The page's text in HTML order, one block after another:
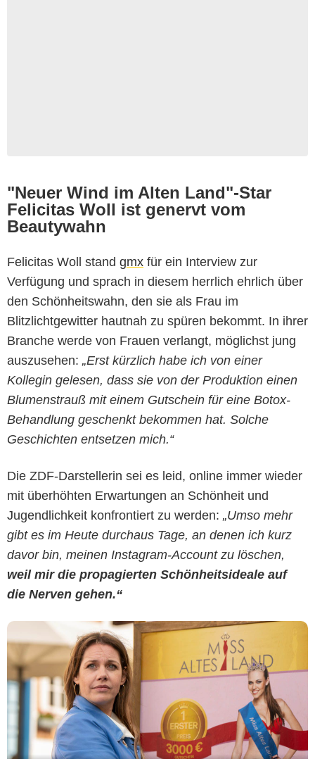
"Neuer Wind im Alten Land"-Star
Felicitas Woll ist genervt vom
Beautywahn
Felicitas Woll stand gmx für ein Interview zur
Verfügung und sprach in diesem herrlich ehrlich über
den Schönheitswahn, den sie als Frau im
Blitzlichtgewitter hautnah zu spüren bekommt. In ihrer
Branche werde von Frauen verlangt, möglichst jung
auszusehen: „Erst kürzlich habe ich von einer
Kollegin gelesen, dass sie von der Produktion einen
Blumenstrauß mit einem Gutschein für eine Botox-
Behandlung geschenkt bekommen hat. Solche
Geschichten entsetzen mich.“
Die ZDF-Darstellerin sei es leid, online immer wieder
mit überhöhten Erwartungen an Schönheit und
Jugendlichkeit konfrontiert zu werden: „Umso mehr
gibt es im Heute durchaus Tage, an denen ich kurz
davor bin, meinen Instagram-Account zu löschen,
weil mir die propagierten Schönheitsideale auf
die Nerven gehen.“